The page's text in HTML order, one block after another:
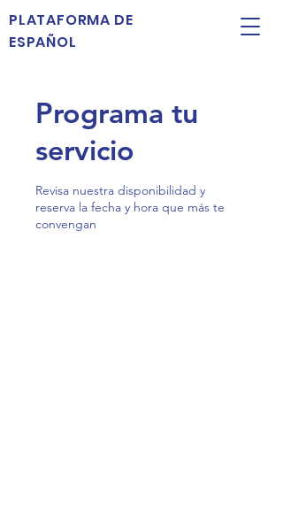
PLATAFORMA DE
ESPAÑOL
Programa tu
servicio
Revisa nuestra disponibilidad y
reserva la fecha y hora que más te
convengan